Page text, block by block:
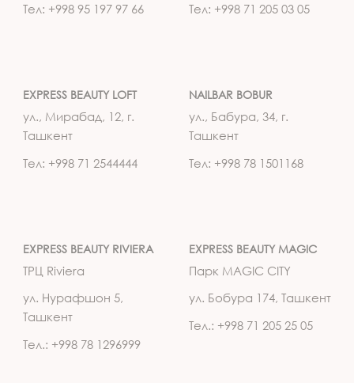
Тел: +998 95 197 97 66
Тел: +998 71 205 03 05
EXPRESS BEAUTY LOFT
ул., Мирабад, 12, г.
Ташкент
Тел: +998 71 2544444
NAILBAR BOBUR
ул., Бабура, 34, г.
Ташкент
Тел: +998 78 1501168
EXPRESS BEAUTY RIVIERA
ТРЦ Riviera
ул. Нурафшон 5,
Ташкент
Тел.: +998 78 1296999
EXPRESS BEAUTY MAGIC
Парк MAGIC CITY
ул. Бобура 174, Ташкент
Тел.: +998 71 205 25 05